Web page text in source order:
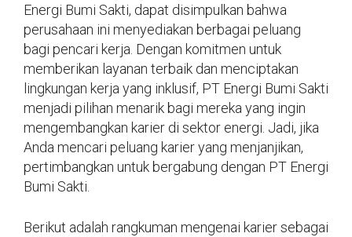
Energi Bumi Sakti, dapat disimpulkan bahwa
perusahaan ini menyediakan berbagai peluang
bagi pencari kerja. Dengan komitmen untuk
memberikan layanan terbaik dan menciptakan
lingkungan kerja yang inklusif, PT Energi Bumi Sakti
menjadi pilihan menarik bagi mereka yang ingin
mengembangkan karier di sektor energi. Jadi, jika
Anda mencari peluang karier yang menjanjikan,
pertimbangkan untuk bergabung dengan PT Energi
Bumi Sakti.
Berikut adalah rangkuman mengenai karier sebagai